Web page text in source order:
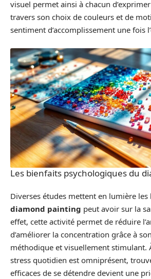
visuel permet ainsi à chacun
travers son choix de couleurs et de
sentiment d’accomplissement une fois
Les bienfaits psychologiques du
Diverses études mettent en lumière
diamond painting peut avoir sur la
effet, cette activité permet de réduire
d’améliorer la concentration grâce à
méthodique et visuellement stimulant.
stress quotidien est omniprésent,
efficaces de se détendre devient une